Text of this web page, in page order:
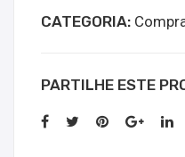
100mg
CATEGORIA:
PARTILHE ESTE